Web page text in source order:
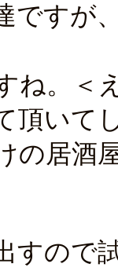
ですが
ね。＜
頂いて
の居酒
すので